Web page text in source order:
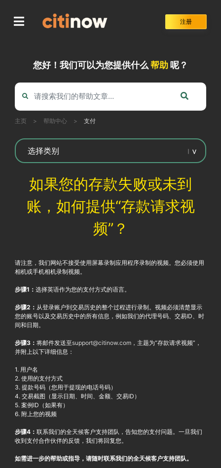
content
注册
您好！我们可以为您提供什么 帮助呢？
主页 > 帮助中心 > 支付
如果您的存款失败或未到
账，如何提供“存款请求视
频”？
请注意，我们网站不接受使用屏幕录制应用程序录制的视频。您必须使用
相机或手机相机录制视频。
步骤1： 选择英语作为您的支付方式的语言。
步骤2： 从登录账户到交易历史的整个过程进行录制。视频必须清楚显示
您的账号以及交易历史中的所有信息，例如我们的代理号码、交易ID、时
间和日期。
步骤3： 将邮件发送至support@citinow.com ，主题为“存款请求视频”，
并附上以下详细信息：
1. 用户名
2. 使用的支付方式
3. 提款号码（您用于提现的电话号码）
4. 交易截图（显示日期、时间、金额、交易ID）
5. 案例ID（如果有）
6. 附上您的视频
步骤4： 联系我们的全天候客户支持团队，告知您的支付问题。一旦我们
收到支付合作伙伴的反馈，我们将回复您。
如需进一步的帮助或指导，请随时联系我们的全天候客户支持团队。